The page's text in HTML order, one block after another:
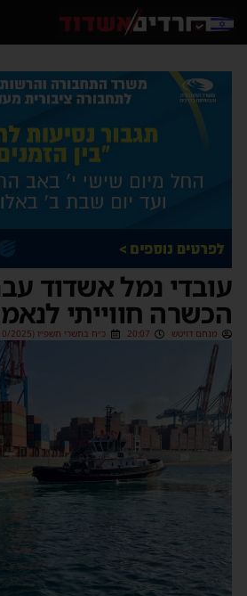
עובדי נמל אשדוד
הכשרה חווייתי
מנחם דויטש 20:07 כ״ח בתשרי תשפ״ו (20/10/2025)